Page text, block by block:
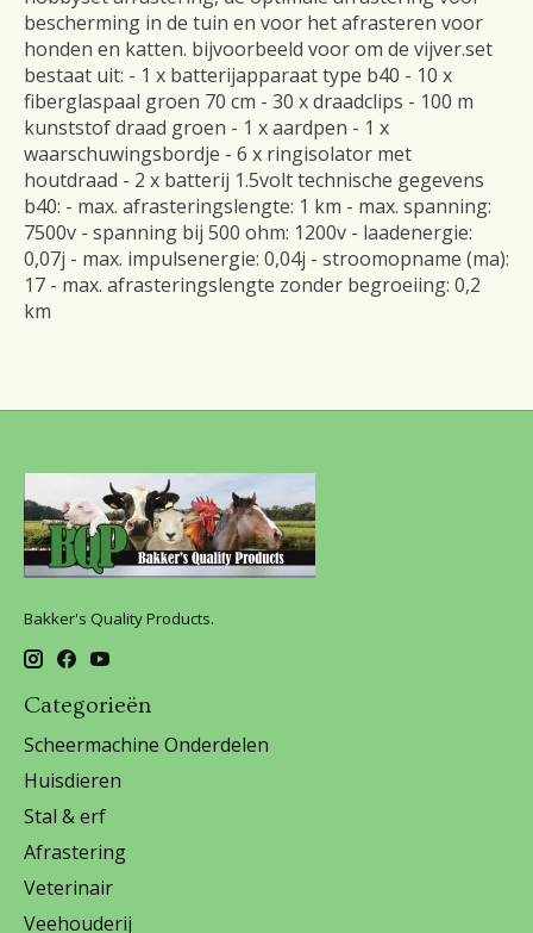
bescherming in de tuin en voor het afrasteren voor
honden en katten. bijvoorbeeld voor om de vijver.set
bestaat uit: - 1 x batterijapparaat type b40 - 10 x
fiberglaspaal groen 70 cm - 30 x draadclips - 100 m
kunststof draad groen - 1 x aardpen - 1 x
waarschuwingsbordje - 6 x ringisolator met
houtdraad - 2 x batterij 1.5volt technische gegevens
b40: - max. afrasteringslengte: 1 km - max. spanning:
7500v - spanning bij 500 ohm: 1200v - laadenergie:
0,07j - max. impulsenergie: 0,04j - stroomopname (ma):
17 - max. afrasteringslengte zonder begroeiing: 0,2
km
Bakker's Quality Products.
Categorieën
Scheermachine Onderdelen
Huisdieren
Stal & erf
Afrastering
Veterinair
Veehouderij